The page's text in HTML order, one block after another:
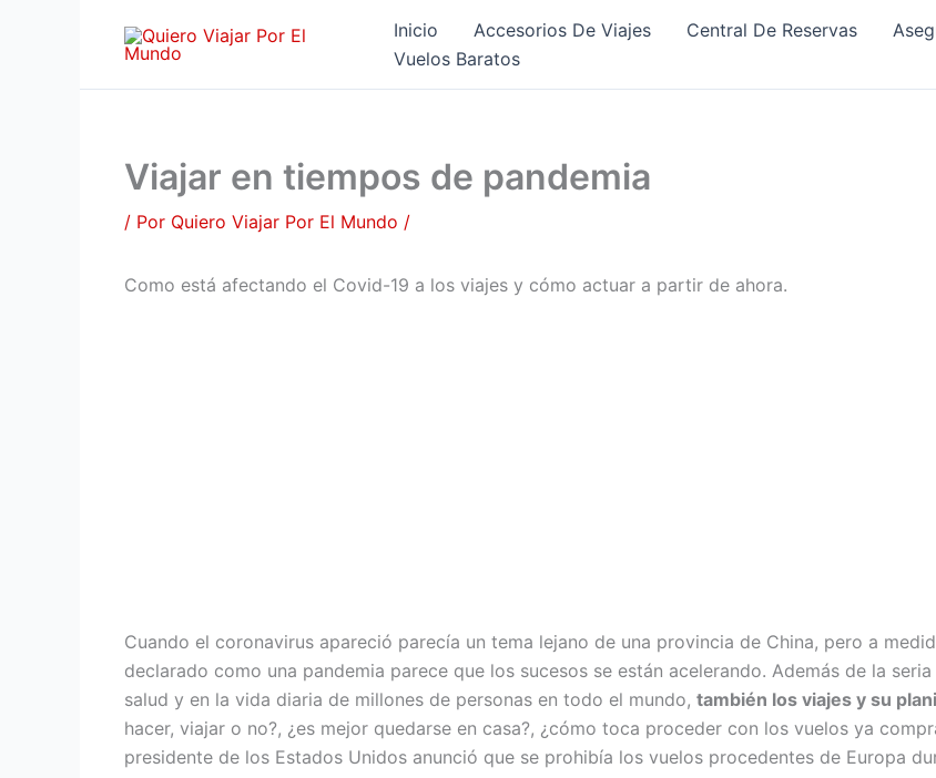
Inicio Accesorios De Viajes Central De Reservas
Vuelos Baratos
Viajar en tiempos de pandemia
/ Por Quiero Viajar Por El Mundo /
Como está afectando el Covid-19 a los viajes y cómo actuar a partir de ahora.
Cuando el coronavirus apareció parecía un tema lejano de una provincia de China, pero a
declarado como una pandemia parece que los sucesos se están acelerando. Además de la
salud y en la vida diaria de millones de personas en todo el mundo, también los viajes y su
hacer, viajar o no?, ¿es mejor quedarse en casa?, ¿cómo toca proceder con los vuelos ya
presidente de los Estados Unidos anunció que se prohibía los vuelos procedentes de Europa